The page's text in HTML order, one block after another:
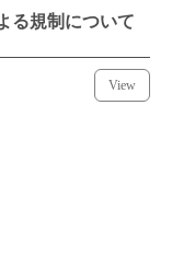
る規制について
View